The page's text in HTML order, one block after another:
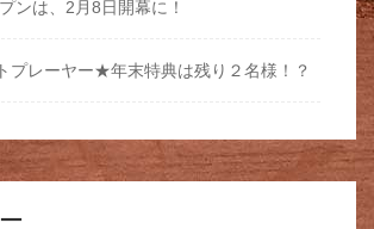
ンは、2月8日開幕に！
プレーヤー★年末特典は残り２名様！？